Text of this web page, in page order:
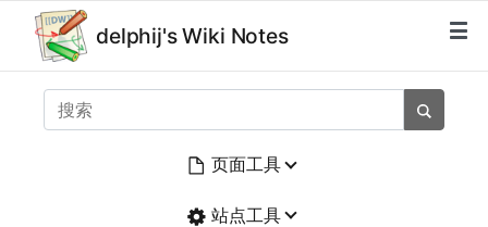
delphij's Wiki Notes
页面工具
站点工具